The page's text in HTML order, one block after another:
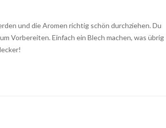
und die Aromen richtig schön durchziehen. Du
Vorbereiten. Einfach ein Blech machen, was übrig